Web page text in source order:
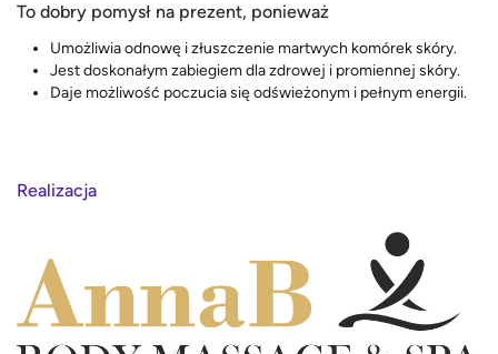
To dobry pomysł na prezent, ponieważ
Umożliwia odnowę i złuszczenie martwych komórek skóry.
Jest doskonałym zabiegiem dla zdrowej i promiennej skóry.
Daje możliwość poczucia się odświeżonym i pełnym energii.
Realizacja